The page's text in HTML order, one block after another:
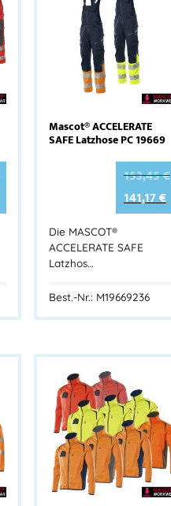
Mascot® ACCELERATE
SAFE Latzhose PC 19669
153,45€
141,17€
Die MASCOT®
ACCELERATE SAFE
Latzhos…
Best.-Nr.: M19669236